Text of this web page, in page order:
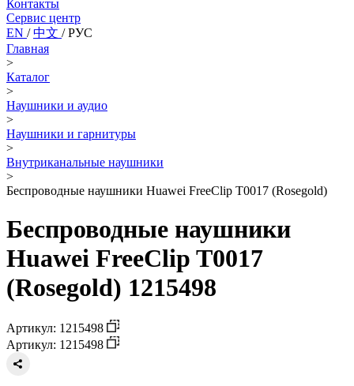
Контакты
Сервис центр
EN /中文 /РУС
Главная
>
Каталог
>
Наушники и аудио
>
Наушники и гарнитуры
>
Внутриканальные наушники
>
Беспроводные наушники Huawei FreeClip T0017 (Rosegold)
Беспроводные наушники
Huawei FreeClip T0017
(Rosegold) 1215498
Артикул: 1215498
Артикул: 1215498